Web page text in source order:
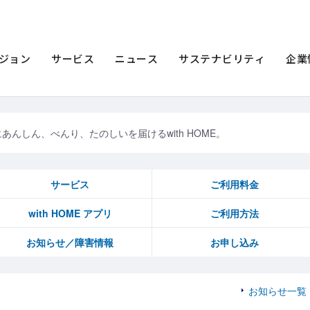
ョン サービス ニュース サステナビリティ 企
んしん、べんり、たのしいを届けるwith HOME。
サービス ご利用料金
with HOME アプリ ご利用方法
お知らせ／障害情報 お申し込み
お知らせ一覧